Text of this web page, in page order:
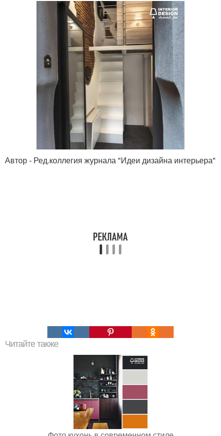
Автор - Ред.коллегия журнала "Идеи дизайна интерьера"
Читайте также